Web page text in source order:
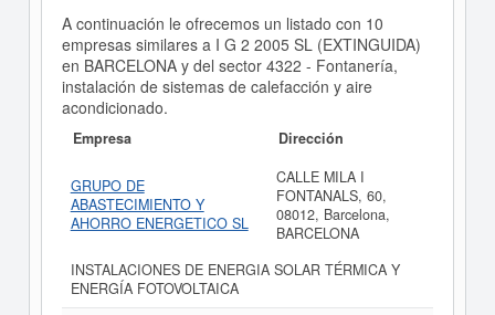
A continuación le ofrecemos un listado con 10
empresas similares a I G 2 2005 SL (EXTINGUIDA)
en BARCELONA y del sector 4322 - Fontanería,
instalación de sistemas de calefacción y aire
acondicionado.
Empresa Dirección
GRUPO DE
ABASTECIMIENTO Y
AHORRO ENERGETICO SL
CALLE MILA I
FONTANALS, 60,
08012, Barcelona,
BARCELONA
INSTALACIONES DE ENERGIA SOLAR TÉRMICA Y
ENERGÍA FOTOVOLTAICA